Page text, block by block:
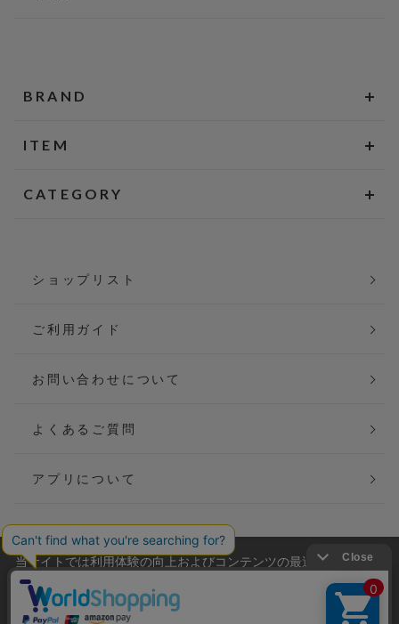
BRAND
ITEM
CATEGORY
ショップリスト
ご利用ガイド
お問い合わせについて
よくあるご質問
アプリについて
会社概要
ご利用規約
当サイトでは利用体験の向上およびコンテンツの最適な提供、ト
ラフィックの分析を目的としてCookieを使用しています。
サイトの閲覧を継続された場合、Cookieの利用に同意したことも
のといたします。